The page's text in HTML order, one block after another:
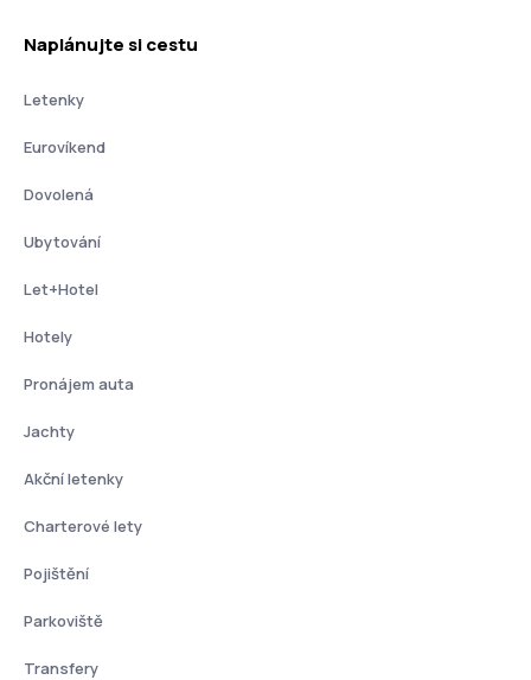
Naplánujte si cestu
Letenky
Eurovíkend
Dovolená
Ubytování
Let+Hotel
Hotely
Pronájem auta
Jachty
Akční letenky
Charterové lety
Pojištění
Parkoviště
Transfery